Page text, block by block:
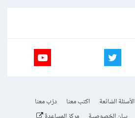
الأسئلة الشائعة اكتب معنا
درّب معنا